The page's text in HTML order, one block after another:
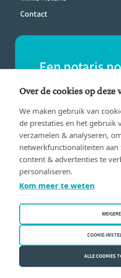
Contact
Een notaris
Vind eenvoudig een
buurt.
VIND EEN NOTARIS
Privacy
Fednot vzw | Bergstraat 30/34 -
Over de cookies op deze
We maken gebruik van
de prestaties en het gebruik
verzamelen & analyseren,
netwerkfunctionaliteiten aan
content & advertenties te
personaliseren.
Kom meer te weten
COOKIE-
ALLE COOKIES